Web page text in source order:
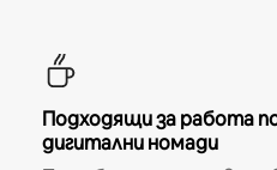
Подходящи за работа
дигитални номади